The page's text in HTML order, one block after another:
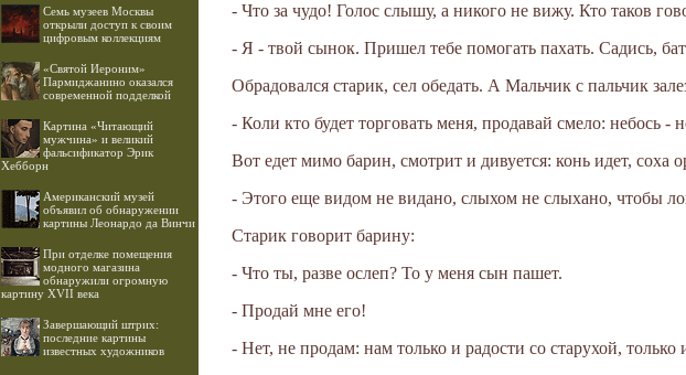
Семь музеев Москвы
открыли доступ к своим
цифровым коллекциям
«Святой Иероним»
Пармиджанино оказался
современной подделкой
Картина «Читающий
мужчина» и великий
фальсификатор Эрик
Хебборн
Американский музей
объявил об обнаружении
картины Леонардо да Винчи
При отделке помещения
модного магазина
обнаружили огромную
картину XVII века
Завершающий штрих:
последние картины
известных художников
- Что за чудо! Голос слышу, а никого не вижу. Кто таков
- Я - твой сынок. Пришел тебе помогать пахать. Садись,
Обрадовался старик, сел обедать. А Мальчик с пальчик
- Коли кто будет торговать меня, продавай смело: небось -
Вот едет мимо барин, смотрит и дивуется: конь идет, соха
- Этого еще видом не видано, слыхом не слыхано, чтобы
Старик говорит барину:
- Что ты, разве ослеп? То у меня сын пашет.
- Продай мне его!
- Нет, не продам: нам только и радости со старухой,